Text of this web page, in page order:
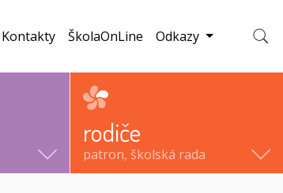
rodiče
patron, školská rada
Kontakty ŠkolaOnLine Odkazy